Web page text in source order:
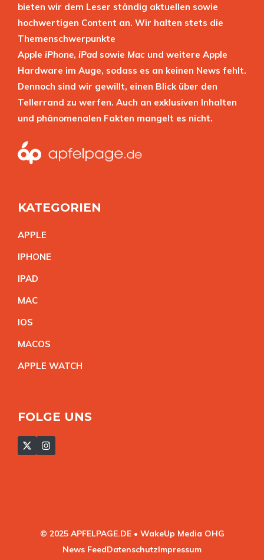
bieten wir dem Leser ständig aktuellen sowie
hochwertigen Content an. Wir halten stets die
Themenschwerpunkte
Apple iPhone, iPad sowie Mac und weitere Apple
Hardware im Auge, sodass es an keinen News fehlt.
Dennoch sind wir gewillt, einen Blick über den
Tellerrand zu werfen. Auch an exklusiven Inhalten
und phänomenalen Fakten mangelt es nicht.
KATEGORIEN
APPLE
IPHONE
IPAD
MAC
IOS
MACOS
APPLE WATCH
FOLGE UNS
© 2025 APFELPAGE.DE • WakeUp Media OHG
News FeedDatenschutzImpressum